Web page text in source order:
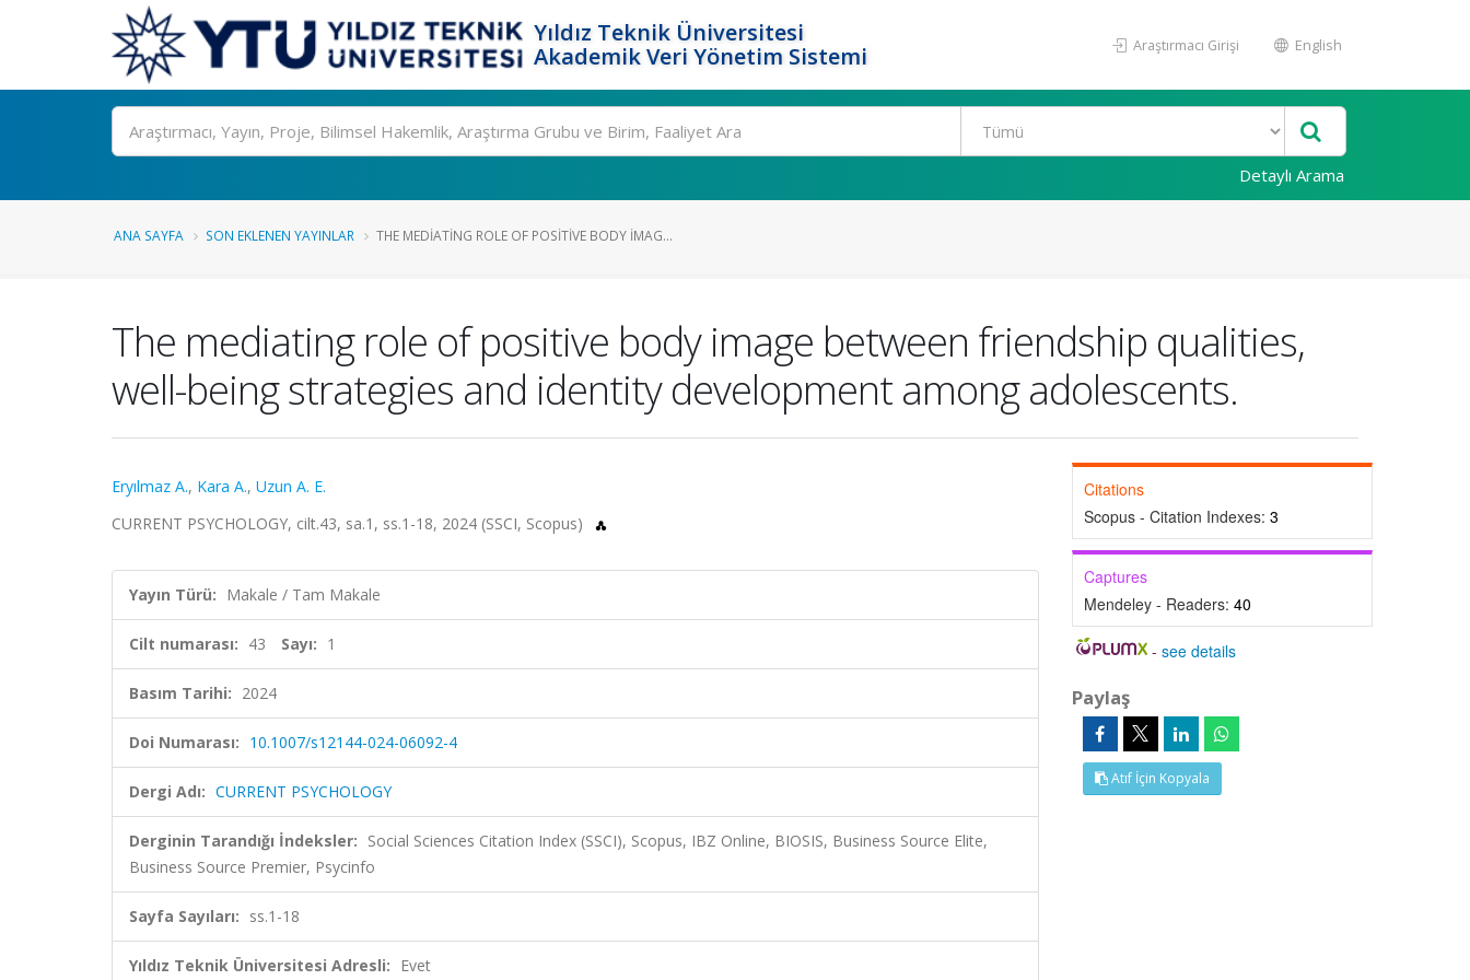
Yıldız Teknik Üniversitesi
Akademik Veri Yönetim Sistemi
Araştırmacı Girişi English
Ara
Detaylı Arama
ANA SAYFA SON EKLENEN YAYINLAR THE MEDIATING ROLE OF POSITIVE BODY IMAG...
The mediating role of positive body image between friendship qualities,
well-being strategies and identity development among adolescents.
Eryılmaz A., Kara A., Uzun A. E.
CURRENT PSYCHOLOGY, cilt.43, sa.1, ss.1-18, 2024 (SSCI, Scopus)
Yayın Türü: Makale / Tam Makale
Cilt numarası: 43 Sayı: 1
Basım Tarihi: 2024
Doi Numarası: 10.1007/s12144-024-06092-4
Dergi Adı: CURRENT PSYCHOLOGY
Derginin Tarandığı İndeksler: Social Sciences Citation Index (SSCI), Scopus, IBZ Online, BIOSIS, Business Source Elite,
Business Source Premier, Psycinfo
Sayfa Sayıları: ss.1-18
Yıldız Teknik Üniversitesi Adresli: Evet
Citations
Scopus - Citation Indexes: 3
Captures
Mendeley - Readers: 40
-see details
Paylaş
Atıf İçin Kopyala